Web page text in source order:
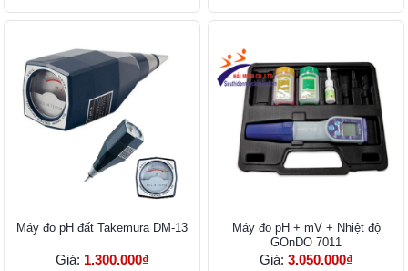
Máy đo pH đất Takemura DM-13
Giá: 1.300.000₫
Máy đo pH + mV + Nhiệt độ
GOnDO 7011
Giá: 3.050.000₫